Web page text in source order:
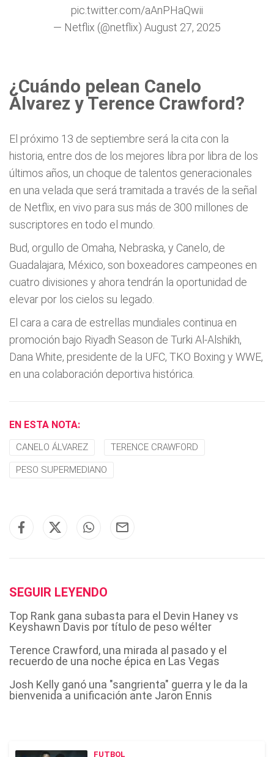
pic.twitter.com/aAnPHaQwii
— Netflix (@netflix) August 27, 2025
¿Cuándo pelean Canelo
Álvarez y Terence Crawford?
El próximo 13 de septiembre será la cita con la
historia, entre dos de los mejores libra por libra de los
últimos años, un choque de talentos generacionales
en una velada que será tramitada a través de la señal
de Netflix, en vivo para sus más de 300 millones de
suscriptores en todo el mundo.
Bud, orgullo de Omaha, Nebraska, y Canelo, de
Guadalajara, México, son boxeadores campeones en
cuatro divisiones y ahora tendrán la oportunidad de
elevar por los cielos su legado.
El cara a cara de estrellas mundiales continua en
promoción bajo Riyadh Season de Turki Al-Alshikh,
Dana White, presidente de la UFC, TKO Boxing y WWE,
en una colaboración deportiva histórica.
EN ESTA NOTA:
CANELO ÁLVAREZ TERENCE CRAWFORD
PESO SUPERMEDIANO
SEGUIR LEYENDO
Top Rank gana subasta para el Devin Haney vs
Keyshawn Davis por título de peso wélter
Terence Crawford, una mirada al pasado y el
recuerdo de una noche épica en Las Vegas
Josh Kelly ganó una "sangrienta" guerra y le da la
bienvenida a unificación ante Jaron Ennis
FUTBOL